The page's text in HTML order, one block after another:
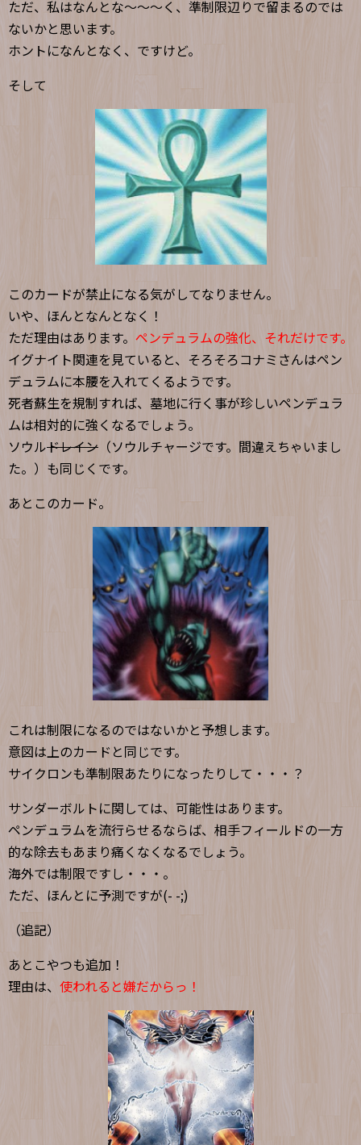
ただ、私はなんとな〜〜〜く、準制限辺りで留まるのでは
ないかと思います。
ホントになんとなく、ですけど。
そして
このカードが禁止になる気がしてなりません。
いや、ほんとなんとなく！
ただ理由はあります。 ペンデュラムの強化、それだけです。
イグナイト関連を見ていると、そろそろコナミさんはペン
デュラムに本腰を入れてくるようです。
死者蘇生を規制すれば、墓地に行く事が珍しいペンデュラ
ムは相対的に強くなるでしょう。
ソウルドレイン （ソウルチャージです。間違えちゃいまし
た。）も同じくです。
あとこのカード。
これは制限になるのではないかと予想します。
意図は上のカードと同じです。
サイクロンも準制限あたりになったりして・・・？
サンダーボルトに関しては、可能性はあります。
ペンデュラムを流行らせるならば、相手フィールドの一方
的な除去もあまり痛くなくなるでしょう。
海外では制限ですし・・・。
ただ、ほんとに予測ですが(- -;)
（追記）
あとこやつも追加！
理由は、 使われると嫌だからっ！